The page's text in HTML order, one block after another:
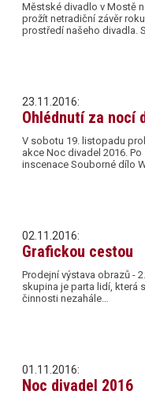
Městské divadlo v Mostě
prožít netradiční závěr
prostředí našeho divadla.
23.11.2016:
Ohlédnutí za nocí
V sobotu 19. listopadu
akce Noc divadel 2016.
inscenace Souborné dílo
02.11.2016:
Grafickou cestou
Prodejní výstava obrazů -
skupina je parta lidí, která
činnosti nezahále…
01.11.2016:
Noc divadel 2016